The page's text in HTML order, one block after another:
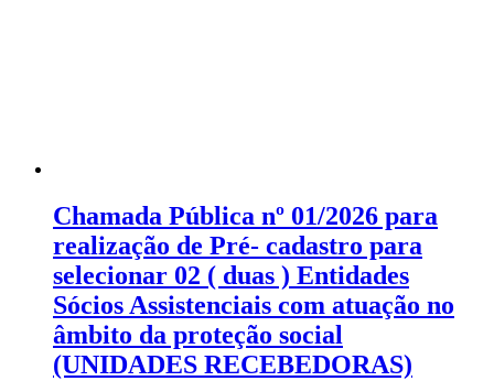
Chamada Pública nº 01/2026 para
realização de Pré- cadastro para
selecionar 02 ( duas ) Entidades
Sócios Assistenciais com atuação no
âmbito da proteção social
(UNIDADES RECEBEDORAS)